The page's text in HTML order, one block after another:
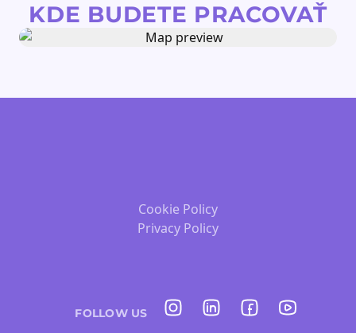
KDE BUDETE PRACOVAŤ
Cookie Policy
Privacy Policy
FOLLOW US